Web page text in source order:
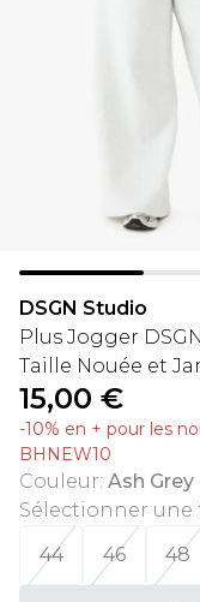
DSGN Studio
Plus Jogger
Taille Nouée et
15,00 €
-10% en + pour les
BHNEW10
Couleur: Ash Grey
Sélectionner une
44
46 48